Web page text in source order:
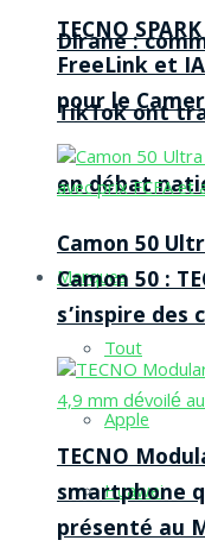
Dirane :
TikTok ont
en débat
Marques
Tout
Apple
Huawei
TECNO
FreeLink et
pour le
Camon 50
Camon 50 :
s’inspire des
TECNO
smartphone
présenté au